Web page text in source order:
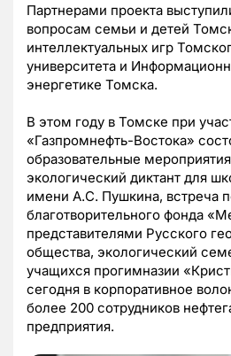
Партнерами проекта
вопросам семьи и детей
интеллектуальных игр
университета и
энергетике Томска.
В этом году в Томске при
«Газпромнефть-Востока»
образовательные
экологический диктант для
имени А.С. Пушкина, встреча
благотворительного фонда
представителями Русского
общества, экологический
учащихся прогимназии
сегодня в корпоративное
более 200 сотрудников
предприятия.